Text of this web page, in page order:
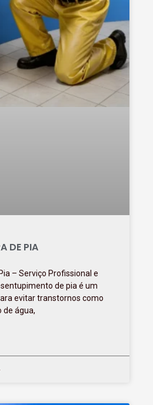
DE PIA
– Serviço Profissional e
de pia é um
evitar transtornos como
de água,